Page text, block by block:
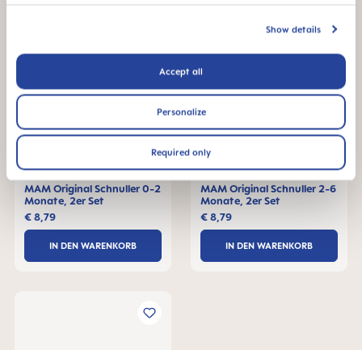
Show details
Accept all
Personalize
Required only
MAM Original Schnuller 0-2
Monate, 2er Set
€ 8,79
IN DEN WARENKORB
MAM Original Schnuller 2-6
Monate, 2er Set
€ 8,79
IN DEN WARENKORB